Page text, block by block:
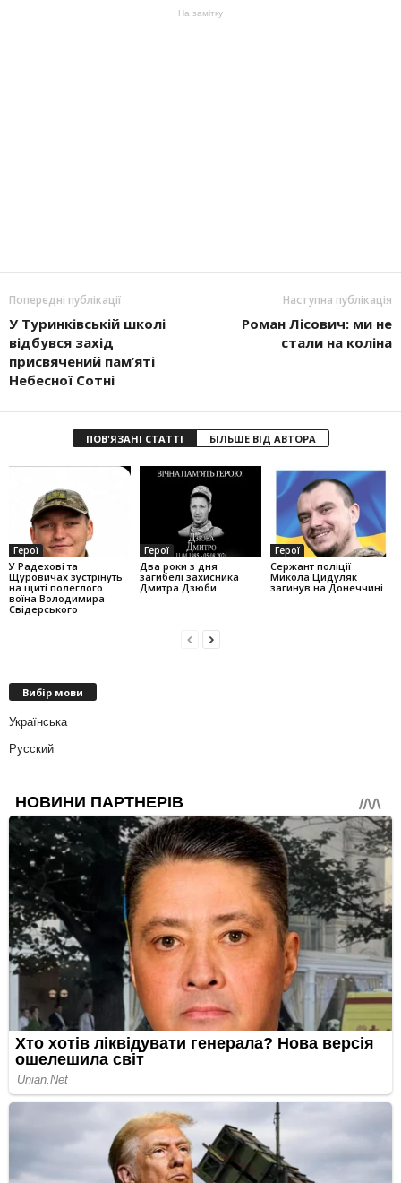
На замітку
Попередні публікації
У Туринківській школі
відбувся захід
присвячений пам’яті
Небесної Сотні
Наступна публікація
Роман Лісович: ми не
стали на коліна
ПОВ'ЯЗАНІ СТАТТІ БІЛЬШЕ ВІД АВТОРА
Герої
У Радехові та
Щуровичах зустрінуть
на щиті полеглого
воїна Володимира
Свідерського
Герої
Два роки з дня
загибелі захисника
Дмитра Дзюби
Герої
Сержант поліції
Микола Цидуляк
загинув на Донеччині
Вибір мови
Українська
Русский